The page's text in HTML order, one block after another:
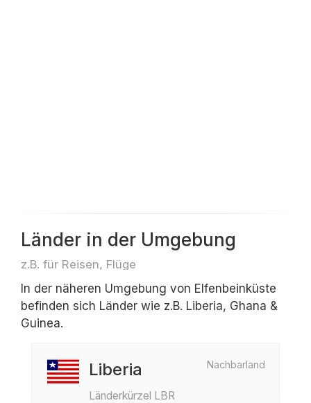
Länder in der Umgebung
z.B. für Reisen, Flüge
In der näheren Umgebung von Elfenbeinküste
befinden sich Länder wie z.B. Liberia, Ghana &
Guinea.
Nachbarland
Liberia
Länderkürzel LBR